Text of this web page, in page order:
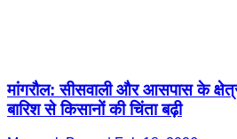
मांगरौल: सीसवाली और आसपास के
बारिश से किसानों की चिंता बढ़ी